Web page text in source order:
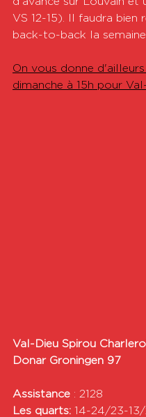
VS 12-15). Il faudra bien
back-to-back la semaine
On vous donne
dimanche à 15h pour
Val-Dieu Spirou
Donar Groningen 97
Assistance : 2128
Les quarts: 14-24/23-